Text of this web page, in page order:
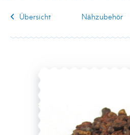
Übersicht Nähzubehör